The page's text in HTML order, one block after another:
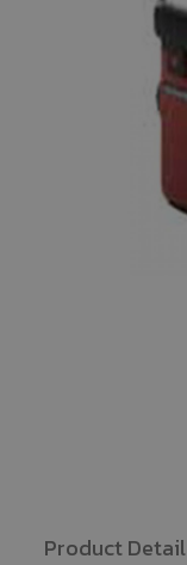
Product Detail